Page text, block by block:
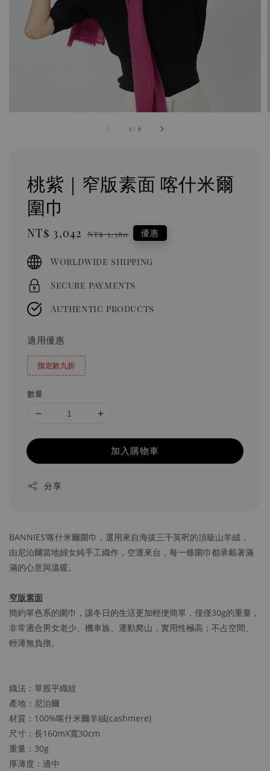
1 / 6
桃紫｜窄版素面 喀什米爾
圍巾
Sale
NT$ 3,042 Regular
NT$ 3,380 優惠
Worldwide shipping
Secure payments
Authentic products
適用優惠
指定款九折
數量
加入購物車
分享
BANNIES’喀什米爾圍巾，選用來自海拔三千英呎的頂級山羊絨，
由尼泊爾當地婦女純手工織作，空運來台，每一條圍巾都承載著滿
滿的心意與溫暖。
窄版素面
簡約單色系的圍巾，讓冬日的生活更加輕便簡單，僅僅30g的重量，
非常適合男女老少、機車族、運動爬山，實用性極高；不占空間、
輕薄無負擔。
織法：單股平織紋
產地：尼泊爾
材質：100%喀什米爾羊絨(cashmere)
尺寸：長160mX寬30cm
重量：30g
厚薄度：適中